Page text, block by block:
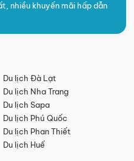
nhiều khuyến mãi hấp dẫn
Du lịch Đà Lạt
Du lịch Nha Trang
Du lịch Sapa
Du lịch Phú Quốc
Du lịch Phan Thiết
Du lịch Huế